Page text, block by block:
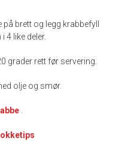
brett og legg krabbefyll
4 like deler.
grader rett før servering.
olje og smør.
.